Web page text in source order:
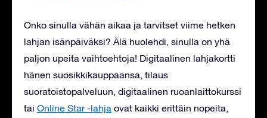
Onko sinulla vähän aikaa ja tarvitset viime hetken
lahjan isänpäiväksi? Älä huolehdi, sinulla on yhä
paljon upeita vaihtoehtoja! Digitaalinen lahjakortti
hänen suosikkikauppaansa, tilaus
suoratoistopalveluun, digitaalinen ruoanlaittokurssi
tai Online Star -lahja ovat kaikki erittäin nopeita,